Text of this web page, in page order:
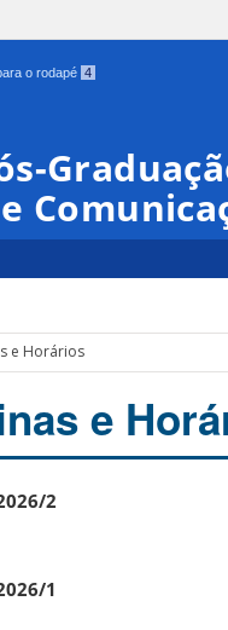
o rodapé 4
e Horários
e
2
1